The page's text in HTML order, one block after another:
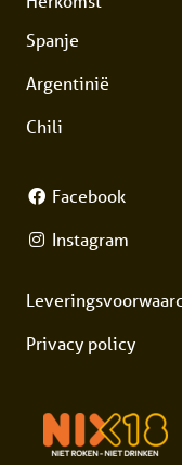
Spanje
Argentinië
Chili
Facebook
Instagram
Privacy policy